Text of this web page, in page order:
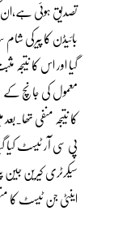
تصدیق ہوئی ہے،ان
بائیڈن کا پیرکی
گیا اور اس کا
معمول کی جانچ کے
کا نتیجہ منفی
پی سی آر ٹیسٹ کیا
سیکرٹری کیرین جین
اینٹی جن ٹیسٹ کا